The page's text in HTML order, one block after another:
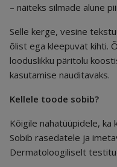
– näiteks silmade alune
Selle kerge, vesine
õlist ega kleepuvat kihti.
looduslikku päritolu
kasutamise nauditavaks.
Kellele toode sobib?
Kõigile nahatüüpidele, ka
Sobib rasedatele ja
Dermatoloogiliselt